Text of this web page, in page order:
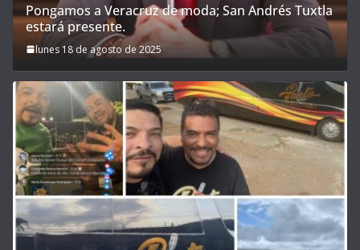
Pongamos a Veracruz de moda; San Andrés Tuxtla
estará presente.
lunes 18 de agosto de 2025